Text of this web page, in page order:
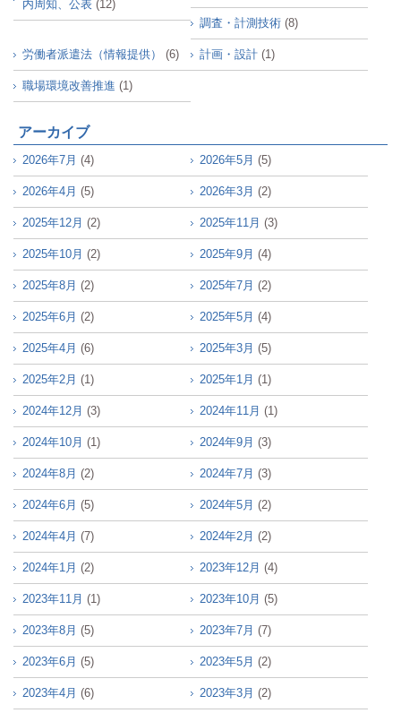
内周知、公表 (12)
調査・計測技術 (8)
労働者派遣法（情報提供） (6) 計画・設計 (1)
職場環境改善推進 (1)
アーカイブ
2026年7月 (4) 2026年5月 (5)
2026年4月 (5) 2026年3月 (2)
2025年12月 (2) 2025年11月 (3)
2025年10月 (2) 2025年9月 (4)
2025年8月 (2) 2025年7月 (2)
2025年6月 (2) 2025年5月 (4)
2025年4月 (6) 2025年3月 (5)
2025年2月 (1) 2025年1月 (1)
2024年12月 (3) 2024年11月 (1)
2024年10月 (1) 2024年9月 (3)
2024年8月 (2) 2024年7月 (3)
2024年6月 (5) 2024年5月 (2)
2024年4月 (7) 2024年2月 (2)
2024年1月 (2) 2023年12月 (4)
2023年11月 (1) 2023年10月 (5)
2023年8月 (5) 2023年7月 (7)
2023年6月 (5) 2023年5月 (2)
2023年4月 (6) 2023年3月 (2)